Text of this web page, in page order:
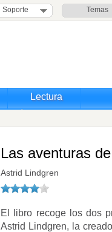
Soporte Temas
Lectura
Las aventuras
Astrid Lindgren
El libro recoge los dos
Astrid Lindgren, la